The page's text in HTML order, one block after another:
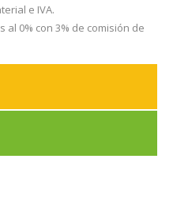
e IVA.
al 0% con 3% de comisión de